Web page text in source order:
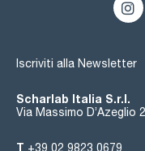
Iscriviti alla Newsletter
Scharlab Italia S.r.l.
Via Massimo D’Azeglio
T +39 02 9823 0679